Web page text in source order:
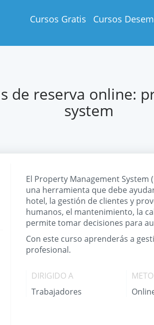
Cursos Gratis Cursos
de reserva online:
system
El Property Management System
una herramienta que debe
hotel, la gestión de clientes y
humanos, el mantenimiento, la
permite tomar decisiones para
Con este curso aprenderás a
profesional.
DIRIGIDO A
Trabajadores